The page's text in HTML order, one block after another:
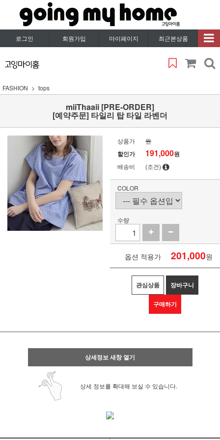
로그인 회원가입 마이페이지 최근본상품
FASHION tops
miiThaaii [PRE-ORDER]
[예약주문] 타일리 탑 타일 라벤더
상품가 원
할인가 191,000원
배송비 (조건)
COLOR
수량
옵션 적용가 201,000원
관심상품 장바구니
구매하기
상세정보 새창 열기
상세 정보를 확대해 보실 수 있습니다.